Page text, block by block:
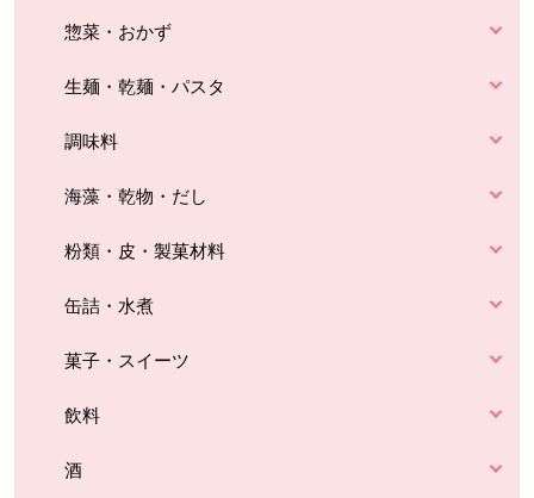
惣菜・おかず
生麺・乾麺・パスタ
調味料
海藻・乾物・だし
粉類・皮・製菓材料
缶詰・水煮
菓子・スイーツ
飲料
酒